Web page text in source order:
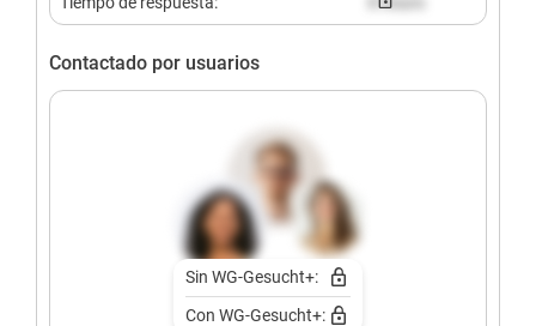
Contactado por usuarios
Sin WG-Gesucht+:
Con WG-Gesucht+: